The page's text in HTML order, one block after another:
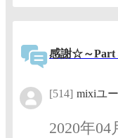
感謝☆～Part
[514] mixiユ
2020年04